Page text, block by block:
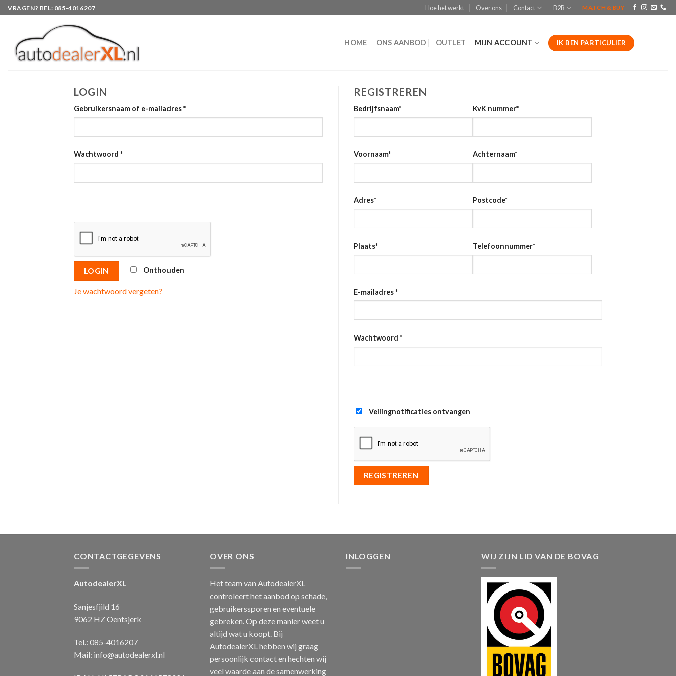
Skip
to
VRAGEN? BEL: 085-4016207 Hoe het werkt Over ons Contact B2B MATCH & BUY
HOME ONS AANBOD OUTLET MIJN ACCOUNT IK BEN PARTICULIER
LOGIN
Gebruikersnaam of e-mailadres*
Wachtwoord *
LOGIN Onthouden
Je wachtwoord vergeten?
REGISTREREN
Bedrijfsnaam* KvK nummer*
Voornaam* Achternaam*
Adres* Postcode*
Plaats* Telefoonnummer*
E-mailadres*
Wachtwoord *
Veilingnotificaties ontvangen
REGISTREREN
CONTACTGEGEVENS
AutodealerXL
Sanjesfjild 16
9062 HZ Oentsjerk
Tel.: 085-4016207
Mail: info@autodealerxl.nl
OVER ONS
Het team van AutodealerXL
controleert het aanbod op schade,
gebruikerssporen en eventuele
gebreken. Op deze manier weet u
altijd wat u koopt. Bij
AutodealerXL hebben wij graag
persoonlijk contact en hechten wij
veel waarde aan de samenwerking
INLOGGEN WIJ ZIJN LID VAN DE BOVAG